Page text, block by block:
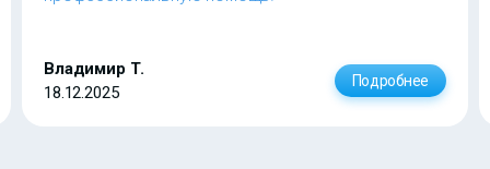
Владимир Т.
18.12.2025
Подробнее